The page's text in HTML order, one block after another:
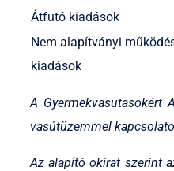
Átfutó kiadások
Nem alapítványi
kiadások
A Gyermekvasutasokért
vasútüzemmel
Az alapító okirat szerint